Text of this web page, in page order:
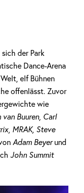
der Park
Dance-Arena
elf Bühnen
offenlässt. Zuvor
wie
van Buuren, Carl
, MRAK, Steve
Adam Beyerund
John Summit